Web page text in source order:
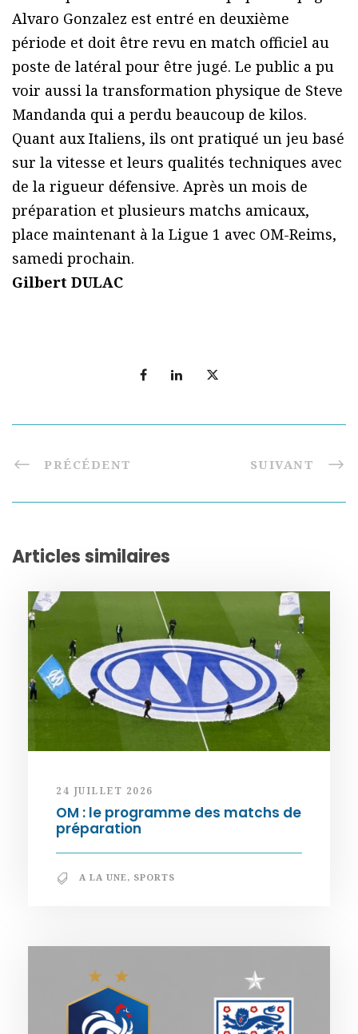
Alvaro Gonzalez est entré en deuxième
période et doit être revu en match officiel au
poste de latéral pour être jugé. Le public a pu
voir aussi la transformation physique de Steve
Mandanda qui a perdu beaucoup de kilos.
Quant aux Italiens, ils ont pratiqué un jeu basé
sur la vitesse et leurs qualités techniques avec
de la rigueur défensive. Après un mois de
préparation et plusieurs matchs amicaux,
place maintenant à la Ligue 1 avec OM-Reims,
samedi prochain.
Gilbert DULAC
PRÉCÉDENT SUIVANT
Articles similaires
24 JUILLET 2026
OM : le programme des matchs de
préparation
A LA UNE, SPORTS